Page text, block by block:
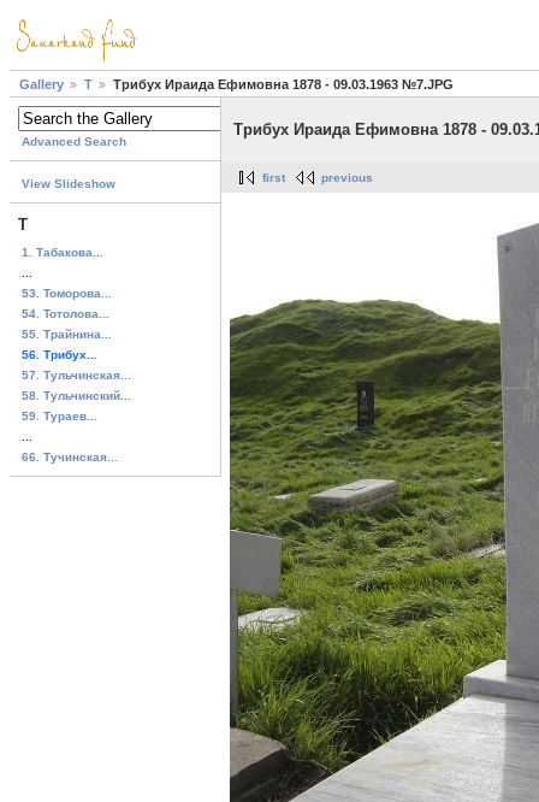
Gallery T Трибух Ираида Ефимовна 1878 - 09.03.1963 №7.JPG
Advanced Search
View Slideshow
T
1. Табакова...
53. Томорова...
54. Тотолова...
55. Трайнина...
56. Трибух...
57. Тульчинская...
58. Тульчинский...
59. Тураев...
66. Тучинская...
Трибух Ираида Ефимовна 1878 -
first previous